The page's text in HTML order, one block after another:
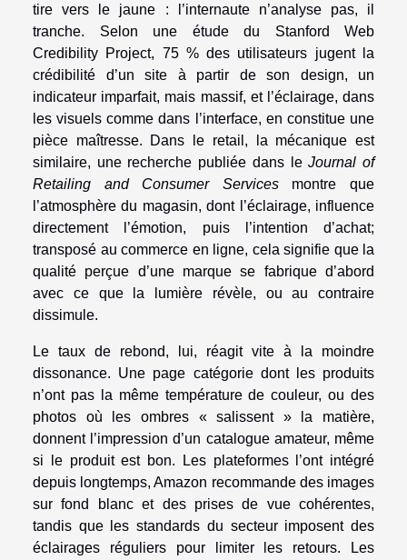
tire vers le jaune : l’internaute n’analyse pas, il
tranche. Selon une étude du Stanford Web
Credibility Project, 75 % des utilisateurs jugent la
crédibilité d’un site à partir de son design, un
indicateur imparfait, mais massif, et l’éclairage, dans
les visuels comme dans l’interface, en constitue une
pièce maîtresse. Dans le retail, la mécanique est
similaire, une recherche publiée dans leJournal of
Retailing and Consumer Servicesmontre que
l’atmosphère du magasin, dont l’éclairage, influence
directement l’émotion, puis l’intention d’achat;
transposé au commerce en ligne, cela signifie que la
qualité perçue d’une marque se fabrique d’abord
avec ce que la lumière révèle, ou au contraire
dissimule.
Le taux de rebond, lui, réagit vite à la moindre
dissonance. Une page catégorie dont les produits
n’ont pas la même température de couleur, ou des
photos où les ombres « salissent » la matière,
donnent l’impression d’un catalogue amateur, même
si le produit est bon. Les plateformes l’ont intégré
depuis longtemps, Amazon recommande des images
sur fond blanc et des prises de vue cohérentes,
tandis que les standards du secteur imposent des
éclairages réguliers pour limiter les retours. Les